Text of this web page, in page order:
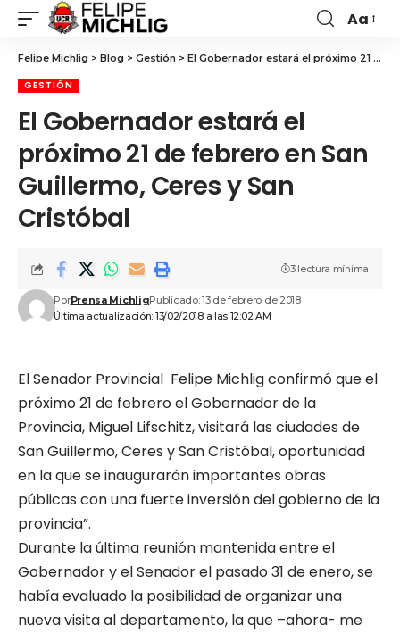
Aa
Felipe Michlig > Blog > Gestión > El Gobernador estará el próximo 21 de febrero en San Guillermo, Ceres y San Cristóbal
GESTIÓN
El Gobernador estará el
próximo 21 de febrero en San
Guillermo, Ceres y San
Cristóbal
Última actualización: 13/02/2018 a las 12:02 AM
PorPrensa MichligPublicado: 13 de febrero de 2018
3 lectura mínima
El Senador Provincial Felipe Michlig confirmó que el
próximo 21 de febrero el Gobernador de la
Provincia, Miguel Lifschitz, visitará las ciudades de
San Guillermo, Ceres y San Cristóbal, oportunidad
en la que se inaugurarán importantes obras
públicas con una fuerte inversión del gobierno de la
provincia”.
Durante la última reunión mantenida entre el
Gobernador y el Senador el pasado 31 de enero, se
había evaluado la posibilidad de organizar una
nueva visita al departamento, la que –ahora- me